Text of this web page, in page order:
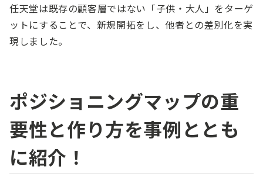
任天堂は既存の顧客層ではない「子供・大人」をターゲ
ットにすることで、新規開拓をし、他者との差別化を実
現しました。
ポジショニングマップの重
要性と作り方を事例ととも
に紹介！